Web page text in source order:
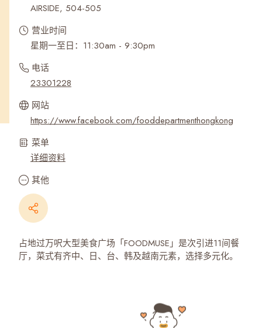
AIRSIDE, 504-505
营业时间
星期一至日：11:30am - 9:30pm
电话
23301228
网站
https://www.facebook.com/fooddepartmenthongkong
菜单
详细资料
其他
占地过万呎大型美食广场「FOODMUSE」是次引进11间餐
厅，菜式有齐中、日、台、韩及越南元素，选择多元化。